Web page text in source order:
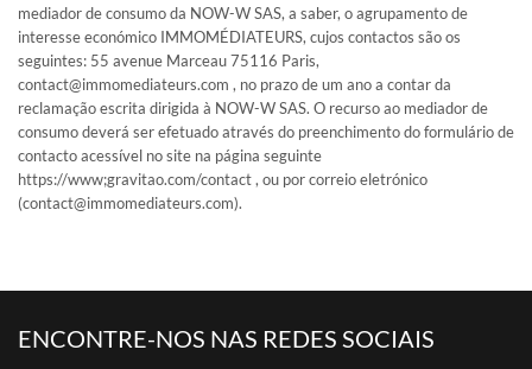
mediador de consumo da NOW-W SAS, a saber, o agrupamento de
interesse económico IMMOMÉDIATEURS, cujos contactos são os
seguintes: 55 avenue Marceau 75116 Paris,
contact@immomediateurs.com , no prazo de um ano a contar da
reclamação escrita dirigida à NOW-W SAS. O recurso ao mediador de
consumo deverá ser efetuado através do preenchimento do formulário de
contacto acessível no site na página seguinte
https://www;gravitao.com/contact , ou por correio eletrónico
(contact@immomediateurs.com).
ENCONTRE-NOS NAS REDES SOCIAIS